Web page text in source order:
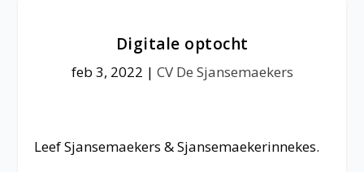
Digitale optocht
feb 3, 2022 | CV De Sjansemaekers
Leef Sjansemaekers & Sjansemaekerinnekes.